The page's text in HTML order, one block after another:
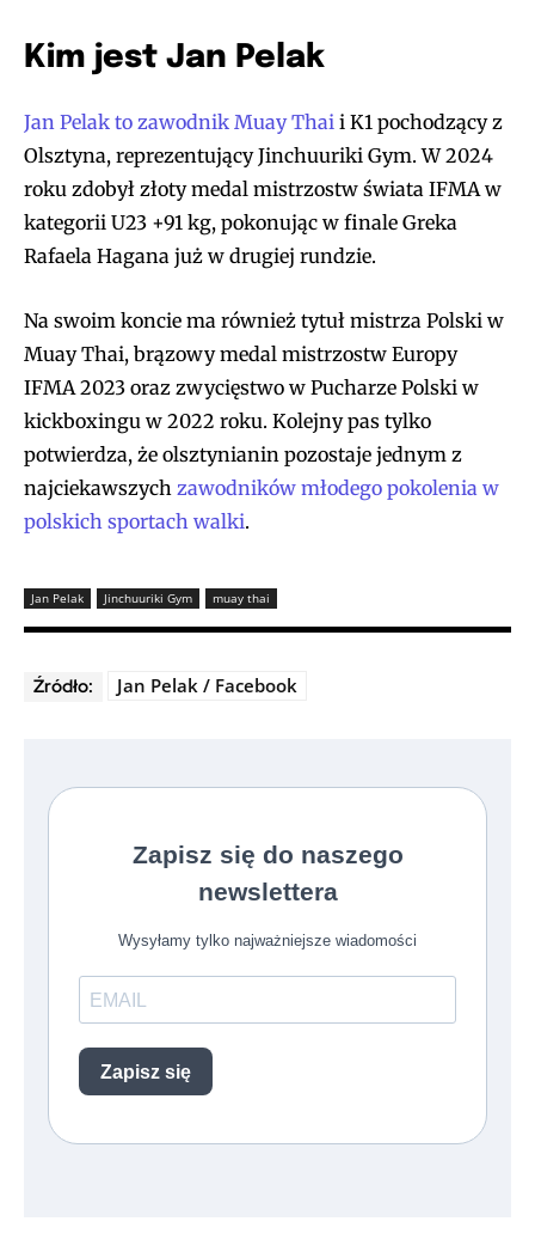
Kim jest Jan Pelak
Jan Pelak to zawodnik Muay Thai i K1 pochodzący z
Olsztyna, reprezentujący Jinchuuriki Gym. W 2024
roku zdobył złoty medal mistrzostw świata IFMA w
kategorii U23 +91 kg, pokonując w finale Greka
Rafaela Hagana już w drugiej rundzie.
Na swoim koncie ma również tytuł mistrza Polski w
Muay Thai, brązowy medal mistrzostw Europy
IFMA 2023 oraz zwycięstwo w Pucharze Polski w
kickboxingu w 2022 roku. Kolejny pas tylko
potwierdza, że olsztynianin pozostaje jednym z
najciekawszych zawodników młodego pokolenia w
polskich sportach walki.
Jan Pelak Jinchuuriki Gym muay thai
Źródło: Jan Pelak / Facebook